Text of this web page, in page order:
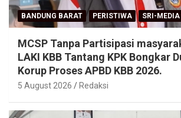
BANDUNG BARAT PERISTIWA SRI-MEDIA
MCSP Tanpa Partisipasi
LAKI KBB Tantang KPK Bongkar
Korup Proses APBD KBB 2026.
5 August 2026 Redaksi